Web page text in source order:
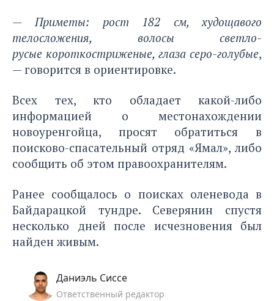
— Приметы: рост 182 см, худощавого
телосложения, волосы светло-
русые короткостриженые, глаза серо-голубые,
— говорится в ориентировке.
Всех тех, кто обладает какой-либо
информацией о местонахождении
новоуренгойца, просят обратиться в
поисково-спасательный отряд «Ямал», либо
сообщить об этом правоохранителям.
Ранее сообщалось о поисках оленевода в
Байдарацкой тундре. Северянин спустя
несколько дней после исчезновения был
найден живым.
Даниэль Сиссе
Ответственный редактор